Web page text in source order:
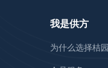
我是供方
为什么选择桔园